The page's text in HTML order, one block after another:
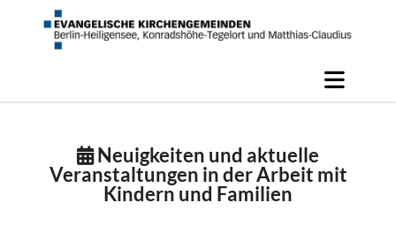
Neuigkeiten und aktuelle
Veranstaltungen in der Arbeit mit
Kindern und Familien